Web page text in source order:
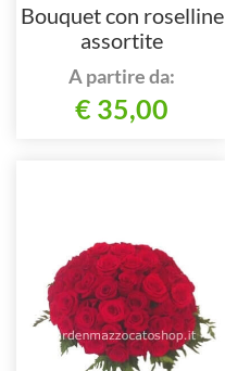
Bouquet con roselline
assortite
A partire da:
€ 35,00